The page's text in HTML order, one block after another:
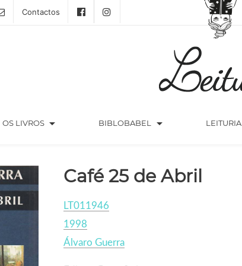
Contactos
OS LIVROS arrow_drop_down BIBLOBABEL arrow_drop_down LEITURIA
Café 25 de Abril
LT011946
1998
Álvaro Guerra